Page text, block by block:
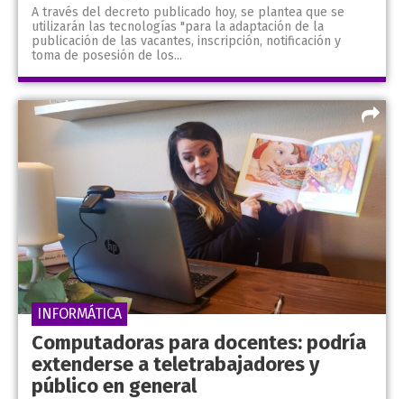
A través del decreto publicado hoy, se plantea que se
utilizarán las tecnologías "para la adaptación de la
publicación de las vacantes, inscripción, notificación y
toma de posesión de los...
Computadoras para docentes: podría
extenderse a teletrabajadores y
público en general
INFORMÁTICA